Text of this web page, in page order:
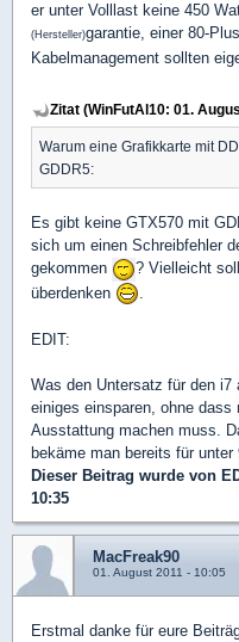
er unter Volllast keine 450
(Hersteller)garantie, einer 80-
Kabelmanagement sollten
Zitat (WinFutAl10: 01.
Warum eine Grafikkarte mit
GDDR5:
Es gibt keine GTX570 mit
sich um einen Schreibfehler
gekommen
? Vielleicht
überdenken
EDIT:
Was den Untersatz für den
einiges einsparen, ohne
Ausstattung machen muss.
bekäme man bereits für unter
Dieser Beitrag wurde von
10:35
MacFreak90
01. August 2011 - 10:05
Erstmal danke für eure